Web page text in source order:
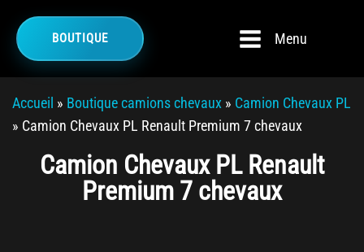
BOUTIQUE Menu
Accueil » Boutique camions chevaux » Camion Chevaux PL
» Camion Chevaux PL Renault Premium 7 chevaux
Camion Chevaux PL Renault
Premium 7 chevaux